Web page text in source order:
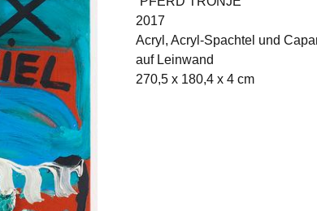
2017
Acryl, Acryl-Spachtel und
auf Leinwand
270,5 x 180,4 x 4 cm